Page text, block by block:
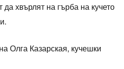
хвърлят на гърба на кучето
Олга Казарская, кучешки